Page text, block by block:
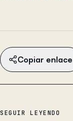
Copiar enlace
SEGUIR LEYENDO